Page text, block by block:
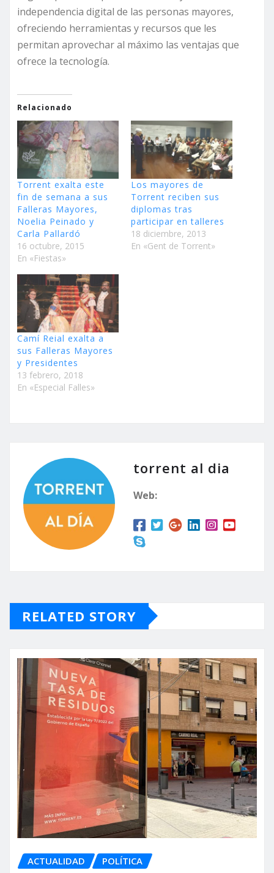
independencia digital de las personas mayores,
ofreciendo herramientas y recursos que les
permitan aprovechar al máximo las ventajas que
ofrece la tecnología.
Relacionado
Torrent exalta este
fin de semana a sus
Falleras Mayores,
Noelia Peinado y
Carla Pallardó
16 octubre, 2015
En «Fiestas»
Los mayores de
Torrent reciben sus
diplomas tras
participar en talleres
18 diciembre, 2013
En «Gent de Torrent»
Camí Reial exalta a
sus Falleras Mayores
y Presidentes
13 febrero, 2018
En «Especial Falles»
torrent al dia
Web:
RELATED STORY
ACTUALIDAD POLÍTICA